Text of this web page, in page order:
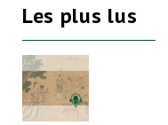
Les plus lus